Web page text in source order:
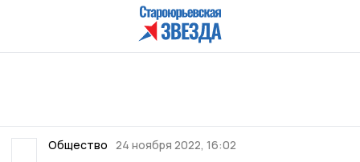
Общество 24 ноября 2022, 16:02